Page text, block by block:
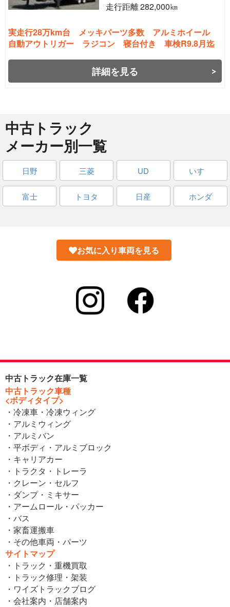
走行距離282,000㎞
実走行28万km台 メッキパーツ多数 アルミホイール
自動アウトリガー ラジコン 寝台付き 車検R9.8月迄
詳細を見る
中古トラック
メーカー別一覧
日野 三菱 UD いすゞ
富士 トヨタ 日産 ホンダ
お気に入り車両を見る
中古トラック在庫一覧
中古トラック車種
<ボディタイプ>
・冷凍車・冷凍ウィング
・アルミウィング
・アルミバン
・平ボディ・アルミブロック
・キャリアカー
・トラクタ・トレーラ
・クレーン・セルフ
・ダンプ・ミキサー
・アームロール・パッカー
・バス
・家畜運搬車
・その他車両・パーツ
サイトマップ
・トラック・重機買取
・トラック修理・架装
・ワイズトラックブログ
・会社案内・店舗案内